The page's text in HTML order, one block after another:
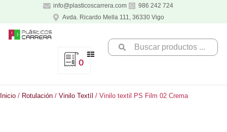
contenido
info@plasticoscarrera.com
986 242 724
Avda. Ricardo Mella 111, 36330 Vigo
Search
...
0
Inicio / Rotulación / Vinilo Textíl / Vinilo textil PS Film 02 Crema